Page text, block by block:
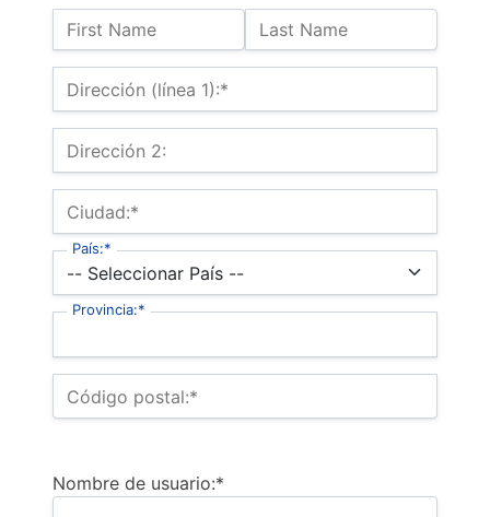
Nombre:
First Name Last Name
Dirección de facturación
Dirección (línea 1):*
Dirección 2:
Ciudad:*
País:*
Provincia:*
Código postal:*
Nombre de usuario:*